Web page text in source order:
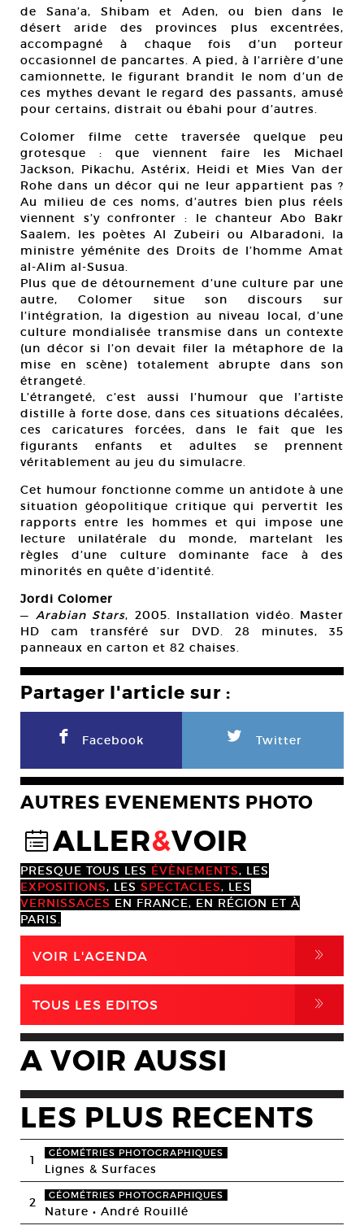
de Sana’a, Shibam et Aden, ou bien dans le
désert aride des provinces plus excentrées,
accompagné à chaque fois d’un porteur
occasionnel de pancartes. A pied, à l’arrière d’une
camionnette, le figurant brandit le nom d’un de
ces mythes devant le regard des passants, amusé
pour certains, distrait ou ébahi pour d’autres.
Colomer filme cette traversée quelque peu
grotesque : que viennent faire les Michael
Jackson, Pikachu, Astérix, Heidi et Mies Van der
Rohe dans un décor qui ne leur appartient pas ?
Au milieu de ces noms, d’autres bien plus réels
viennent s’y confronter : le chanteur Abo Bakr
Saalem, les poètes Al Zubeiri ou Albaradoni, la
ministre yéménite des Droits de l’homme Amat
al-Alim al-Susua.
Plus que de détournement d’une culture par une
autre, Colomer situe son discours sur
l’intégration, la digestion au niveau local, d’une
culture mondialisée transmise dans un contexte
(un décor si l’on devait filer la métaphore de la
mise en scène) totalement abrupte dans son
étrangeté.
L’étrangeté, c’est aussi l’humour que l’artiste
distille à forte dose, dans ces situations décalées,
ces caricatures forcées, dans le fait que les
figurants enfants et adultes se prennent
véritablement au jeu du simulacre.
Cet humour fonctionne comme un antidote à une
situation géopolitique critique qui pervertit les
rapports entre les hommes et qui impose une
lecture unilatérale du monde, martelant les
règles d’une culture dominante face à des
minorités en quête d’identité.
Jordi Colomer
— Arabian Stars, 2005. Installation vidéo. Master
HD cam transféré sur DVD. 28 minutes, 35
panneaux en carton et 82 chaises.
Partager l'article sur :
F Facebook L Twitter
AUTRES EVENEMENTS PHOTO
@ALLER&VOIR
PRESQUE TOUS LES ÉVÈNEMENTS, LES
EXPOSITIONS, LES SPECTACLES, LES
VERNISSAGES EN FRANCE, EN RÉGION ET À
PARIS.
VOIR L'AGENDA ,
TOUS LES EDITOS ,
A VOIR AUSSI
LES PLUS RECENTS
1 GÉOMÉTRIES PHOTOGRAPHIQUES
Lignes & Surfaces
2 GÉOMÉTRIES PHOTOGRAPHIQUES
Nature • André Rouillé